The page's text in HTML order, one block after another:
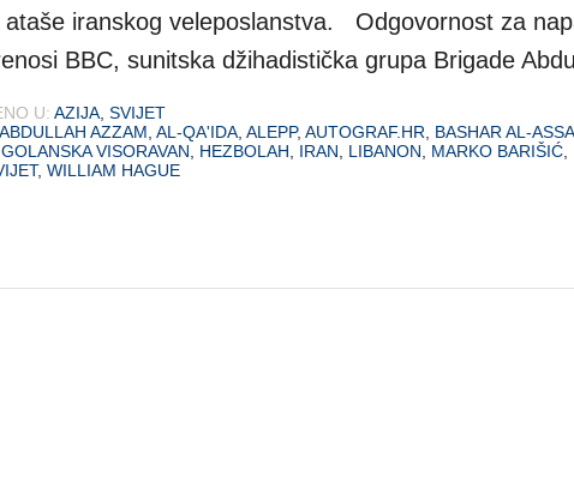
ataše iranskog veleposlanstva. Odgovornost za
BBC, sunitska džihadistička grupa Brigade
U: AZIJA SVIJET
ABDULLAH AZZAM AL-QA'IDA ALEPP, AUTOGRAF.HR BASHAR AL-
GOLANSKA VISORAVAN HEZBOLAH IRAN LIBANON MARKO BARIŠIĆ
, WILLIAM HAGUE